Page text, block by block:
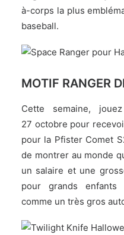
à-corps la plus
baseball.
MOTIF RANGER
Cette semaine,
27 octobre pour
pour la Pfister Comet
de montrer au monde
un salaire et une
pour grands enfants
comme un très gros